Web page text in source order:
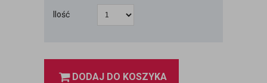
Ilość
DODAJ DO KOSZYKA